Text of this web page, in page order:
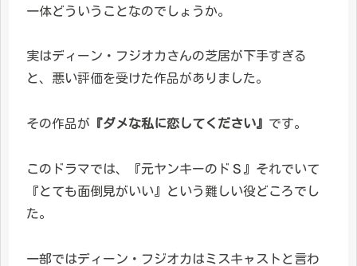
一体どういうことなのでしょうか。
実はディーン・フジオカさんの芝居が下手すぎる
と、悪い評価を受けた作品がありました。
その作品が 『ダメな私に恋してください』 です。
このドラマでは、『元ヤンキーのドＳ』それでいて
『とても面倒見がいい』という難しい役どころでし
た。
一部ではディーン・フジオカはミスキャストと言わ